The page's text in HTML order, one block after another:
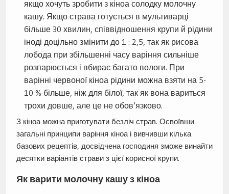
якщо хочуть зробити з кіноа солодку молочну
кашу. Якщо страва готується в мультиварці
більше 30 хвилин, співвідношення крупи й рідини
іноді доцільно змінити до 1 : 2,5, так як рисова
лобода при збільшенні часу варіння сильніше
розпарюється і вбирає багато вологи. При
варінні червоної кіноа рідини можна взяти на 5-
10 % більше, ніж для білої, так як вона вариться
трохи довше, але це не обов’язково.
З кіноа можна приготувати безліч страв. Освоївши
загальні принципи варіння кіноа і вивчивши кілька
базових рецептів, досвідчена господиня зможе винайти
десятки варіантів страви з цієї корисної крупи.
Як варити молочну кашу з кіноа